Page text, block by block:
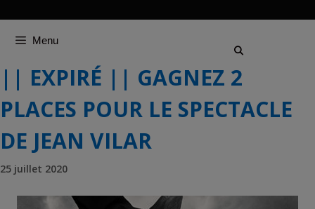
Menu
|| EXPIRÉ || GAGNEZ 2
PLACES POUR LE SPECTACLE
DE JEAN VILAR
25 juillet 2020